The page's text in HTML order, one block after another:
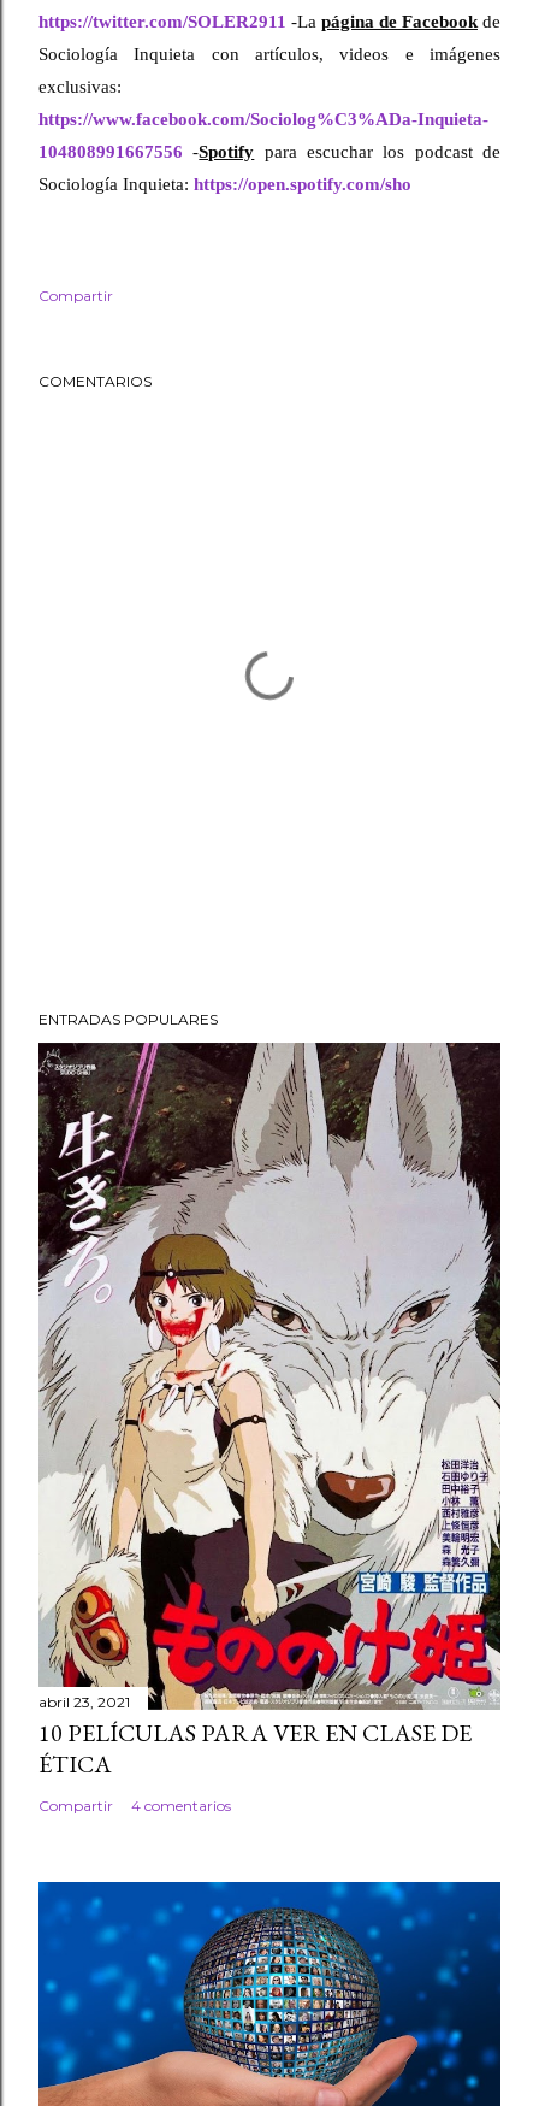
https://twitter.com/SOLER2911 -La página de Facebook de
Sociología Inquieta con artículos, videos e imágenes
exclusivas:
https://www.facebook.com/Sociolog%C3%ADa-Inquieta-
104808991667556 -Spotify para escuchar los podcast de
Sociología Inquieta: https://open.spotify.com/sho
Compartir
COMENTARIOS
ENTRADAS POPULARES
abril 23, 2021
10 PELÍCULAS PARA VER EN CLASE DE
ÉTICA
Compartir 4 comentarios